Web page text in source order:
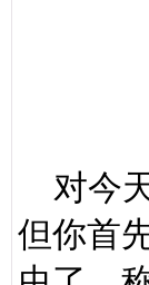
不
对今
但你首